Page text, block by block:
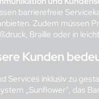
barrierefreie
Zudem müssen
Braille oder in
Kunden
Services inklusiv zu
„Sunflower“, das